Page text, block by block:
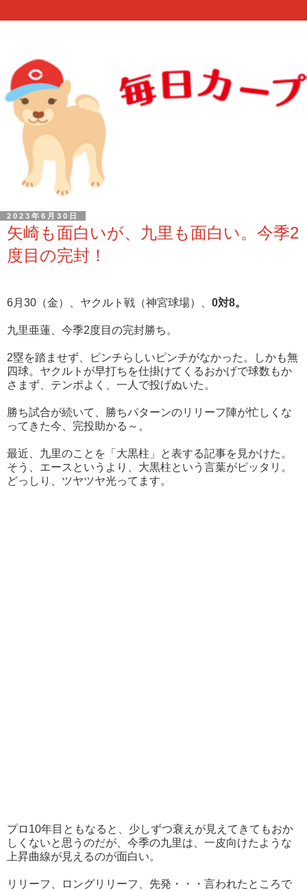
2023年6月30日
矢崎も面白いが、九里も面白い。今季2
度目の完封！
6月30（金）、ヤクルト戦（神宮球場）、 0対8。
九里亜蓮、今季2度目の完封勝ち。
2塁を踏ませず、ピンチらしいピンチがなかった。しかも無
四球。ヤクルトが早打ちを仕掛けてくるおかげで球数もか
さまず、テンポよく、一人で投げぬいた。
勝ち試合が続いて、勝ちパターンのリリーフ陣が忙しくな
ってきた今、完投助かる～。
最近、九里のことを「大黒柱」と表する記事を見かけた。
そう、エースというより、大黒柱という言葉がピッタリ。
どっしり、ツヤツヤ光ってます。
プロ10年目ともなると、少しずつ衰えが見えてきてもおか
しくないと思うのだが、今季の九里は、一皮向けたような
上昇曲線が見えるのが面白い。
リリーフ、ロングリリーフ、先発・・・言われたところで